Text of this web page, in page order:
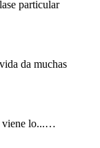
particular
da muchas
viene lo...…